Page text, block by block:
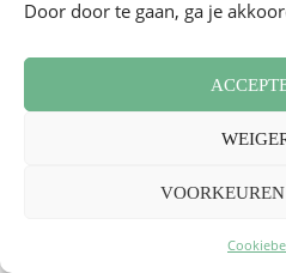
Door door te gaan, ga je